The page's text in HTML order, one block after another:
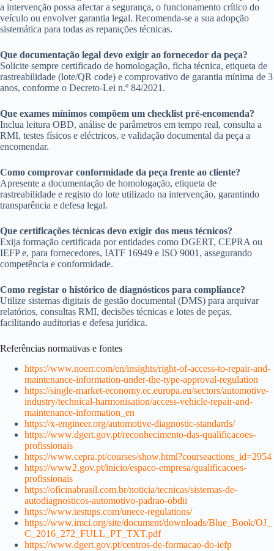
a intervenção possa afectar a segurança, o funcionamento crítico do
veículo ou envolver garantia legal. Recomenda-se a sua adopção
sistemática para todas as reparações técnicas.
Que documentação legal devo exigir ao fornecedor da peça?
Solicite sempre certificado de homologação, ficha técnica, etiqueta de
rastreabilidade (lote/QR code) e comprovativo de garantia mínima de 3
anos, conforme o Decreto-Lei n.º 84/2021.
Que exames mínimos compõem um checklist pré-encomenda?
Inclua leitura OBD, análise de parâmetros em tempo real, consulta a
RMI, testes físicos e eléctricos, e validação documental da peça a
encomendar.
Como comprovar conformidade da peça frente ao cliente?
Apresente a documentação de homologação, etiqueta de
rastreabilidade e registo do lote utilizado na intervenção, garantindo
transparência e defesa legal.
Que certificações técnicas devo exigir dos meus técnicos?
Exija formação certificada por entidades como DGERT, CEPRA ou
IEFP e, para fornecedores, IATF 16949 e ISO 9001, assegurando
competência e conformidade.
Como registar o histórico de diagnósticos para compliance?
Utilize sistemas digitais de gestão documental (DMS) para arquivar
relatórios, consultas RMI, decisões técnicas e lotes de peças,
facilitando auditorias e defesa jurídica.
Referências normativas e fontes
https://www.noerr.com/en/insights/right-of-access-to-repair-and-
maintenance-information-under-the-type-approval-regulation
https://single-market-economy.ec.europa.eu/sectors/automotive-
industry/technical-harmonisation/access-vehicle-repair-and-
maintenance-information_en
https://x-engineer.org/automotive-diagnostic-standards/
https://www.dgert.gov.pt/reconhecimento-das-qualificacoes-
profissionais
https://www.cepra.pt/courses/show.html?courseactions_id=2954
https://www2.gov.pt/inicio/espaco-empresa/qualificacoes-
profissionais
https://oficinabrasil.com.br/noticia/tecnicas/sistemas-de-
autodiagnosticos-automotivo-padrao-obdii
https://www.testups.com/unece-regulations/
https://www.imci.org/site/document/downloads/Blue_Book/OJ_
C_2016_272_FULL_PT_TXT.pdf
https://www.dgert.gov.pt/centros-de-formacao-do-iefp